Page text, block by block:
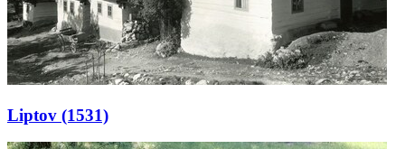
Liptov (1531)